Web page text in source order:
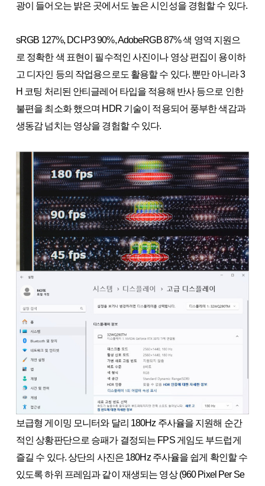
광이 들어오는 밝은 곳에서도 높은 시인성을 경험할 수 있다.
sRGB 127%, DCI-P3 90%, AdobeRGB 87% 색 영역 지원으
로 정확한 색 표현이 필수적인 사진이나 영상 편집이 용이하
고 디자인 등의 작업용으로도 활용할 수 있다. 뿐만 아니라 3
H 코팅 처리된 안티글레어 타입을 적용해 반사 등으로 인한
불편을 최소화 했으며 HDR 기술이 적용되어 풍부한 색감과
생동감 넘치는 영상을 경험할 수 있다.
보급형 게이밍 모니터와 달리 180Hz 주사율을 지원해 순간
적인 상황판단으로 승패가 결정되는 FPS 게임도 부드럽게
즐길 수 있다. 상단의 사진은 180Hz 주사율을 쉽게 확인할 수
있도록 하위 프레임과 같이 재생되는 영상 (960 Pixel Per Se